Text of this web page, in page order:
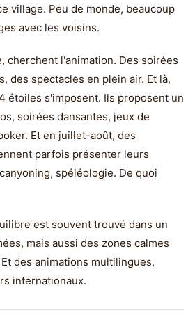
village. Peu de monde, beaucoup
avec les voisins.
cherchent l'animation. Des soirées
des spectacles en plein air. Et là,
étoiles s'imposent. Ils proposent un
soirées dansantes, jeux de
Et en juillet-août, des
parfois présenter leurs
spéléologie. De quoi
est souvent trouvé dans un
mais aussi des zones calmes
des animations multilingues,
internationaux.